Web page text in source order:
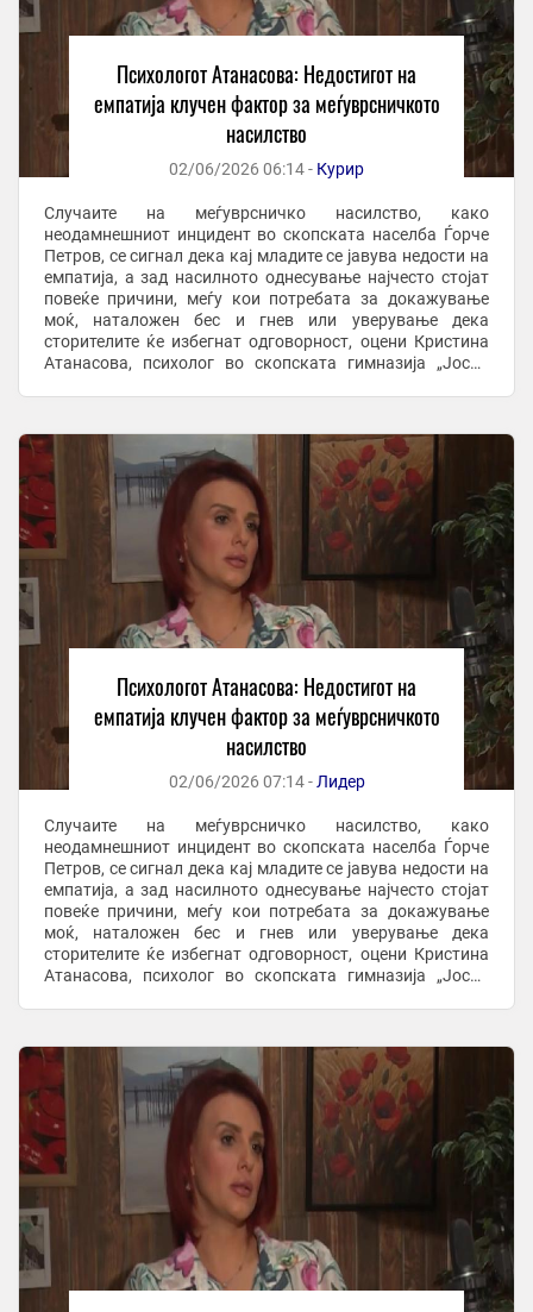
Психологот Атанасова: Недостигот на
емпатија клучен фактор за меѓуврсничкото
насилство
02/06/2026 06:14 - Курир
Случаите на меѓуврсничко насилство, како
неодамнешниот инцидент во скопската населба Ѓорче
Петров, се сигнал дека кај младите се јавува недости на
емпатија, а зад насилното однесување најчесто стојат
повеќе причини, меѓу кои потребата за докажување
моќ, наталожен бес и гнев или уверување дека
сторителите ќе избегнат одговорност, оцени Кристина
Атанасова, психолог во скопската гимназија „Јосип
Психологот Атанасова: Недостигот на
емпатија клучен фактор за меѓуврсничкото
насилство
02/06/2026 07:14 - Лидер
Случаите на меѓуврсничко насилство, како
неодамнешниот инцидент во скопската населба Ѓорче
Петров, се сигнал дека кај младите се јавува недости на
емпатија, а зад насилното однесување најчесто стојат
повеќе причини, меѓу кои потребата за докажување
моќ, наталожен бес и гнев или уверување дека
сторителите ќе избегнат одговорност, оцени Кристина
Атанасова, психолог во скопската гимназија „Јосип